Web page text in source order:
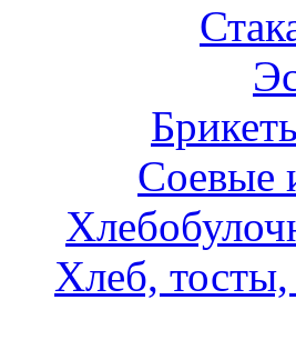
Соевые
Хлеб,